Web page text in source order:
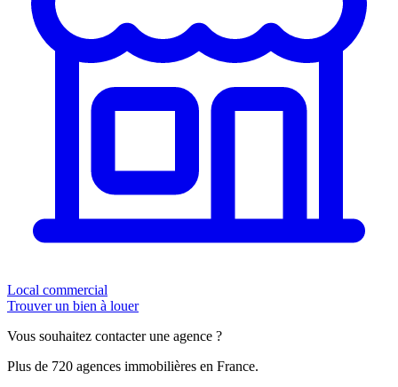
Local commercial
Trouver un bien à louer
Vous souhaitez contacter une agence ?
Plus de 720 agences immobilières en France.